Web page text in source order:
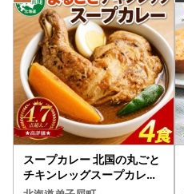
スープカレー 北国の丸ごと
チキンレッグスープカレー
4個 3739